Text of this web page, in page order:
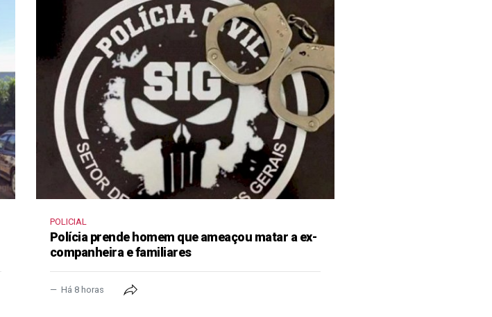
POLICIAL
Polícia prende homem que ameaçou matar a ex-
companheira e familiares
Há 8 horas